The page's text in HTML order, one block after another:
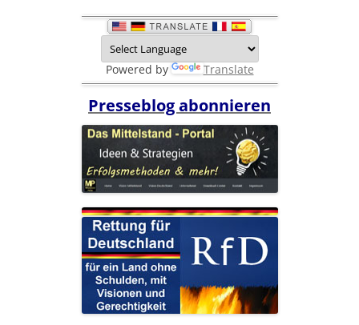
Powered by Translate
Presseblog abonnieren